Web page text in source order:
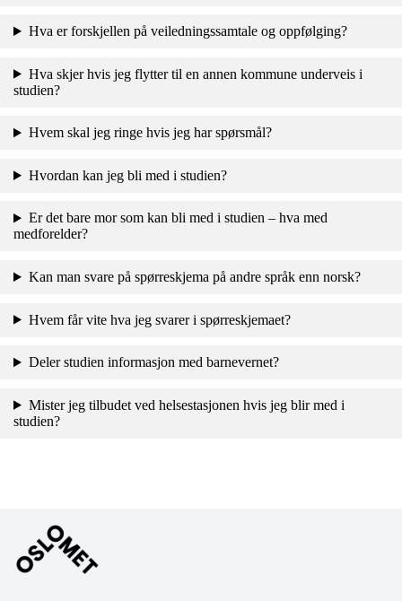
Hva er forskjellen på veiledningssamtale og oppfølging?
Hva skjer hvis jeg flytter til en annen kommune underveis i
studien?
Hvem skal jeg ringe hvis jeg har spørsmål?
Hvordan kan jeg bli med i studien?
Er det bare mor som kan bli med i studien – hva med
medforelder?
Kan man svare på spørreskjema på andre språk enn norsk?
Hvem får vite hva jeg svarer i spørreskjemaet?
Deler studien informasjon med barnevernet?
Mister jeg tilbudet ved helsestasjonen hvis jeg blir med i
studien?